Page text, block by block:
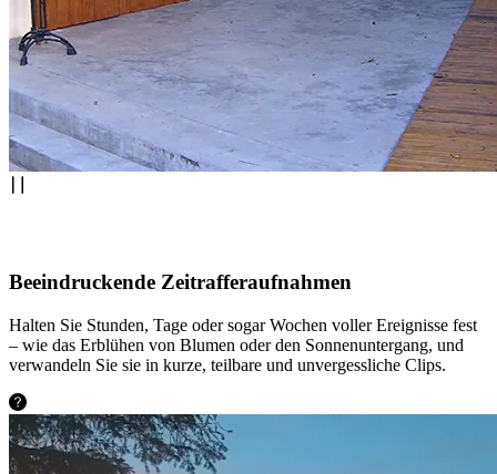
Beeindruckende Zeitrafferaufnahmen
Halten Sie Stunden, Tage oder sogar Wochen voller Ereignisse fest
– wie das Erblühen von Blumen oder den Sonnenuntergang, und
verwandeln Sie sie in kurze, teilbare und unvergessliche Clips.